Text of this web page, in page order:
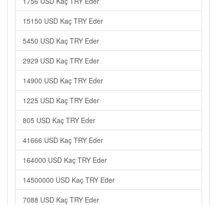
15150 USD Kaç TRY Eder
5450 USD Kaç TRY Eder
2929 USD Kaç TRY Eder
14900 USD Kaç TRY Eder
1225 USD Kaç TRY Eder
805 USD Kaç TRY Eder
41666 USD Kaç TRY Eder
164000 USD Kaç TRY Eder
14500000 USD Kaç TRY Eder
7088 USD Kaç TRY Eder